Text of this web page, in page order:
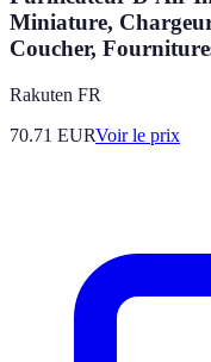
Miniature,
Coucher,
Rakuten FR
70.71 EURVoir le prix